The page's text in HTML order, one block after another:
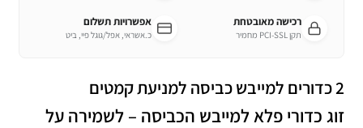
רכישה מאובטחת
תקן PCI-SSL מחמיר
אפשרויות תשלום
כ.אשראי, אפל/גוגל פיי, ביט
2 כדורים למייבש כביסה למניעת קמטים
זוג כדורי פלא למייבש הכביסה – לשמירה על